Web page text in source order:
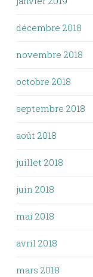
décembre 2018
novembre 2018
octobre 2018
septembre 2018
août 2018
juillet 2018
juin 2018
mai 2018
avril 2018
mars 2018